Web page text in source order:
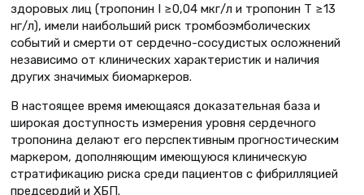
здоровых лиц (тропонин I ≥0,04 мкг/л и тропонин Т ≥13
нг/л), имели наибольший риск тромбоэмболических
событий и смерти от сердечно-сосудистых осложнений
независимо от клинических характеристик и наличия
других значимых биомаркеров.
В настоящее время имеющаяся доказательная база и
широкая доступность измерения уровня сердечного
тропонина делают его перспективным прогностическим
маркером, дополняющим имеющуюся клиническую
стратификацию риска среди пациентов с фибрилляцией
предсердий и ХБП.